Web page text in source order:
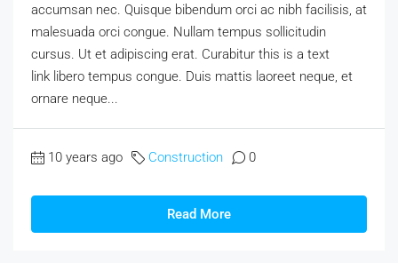
accumsan nec. Quisque bibendum orci ac nibh facilisis, at
malesuada orci congue. Nullam tempus sollicitudin
cursus. Ut et adipiscing erat. Curabitur this is a text
link libero tempus congue. Duis mattis laoreet neque, et
ornare neque...
10 years ago Construction 0
Read More